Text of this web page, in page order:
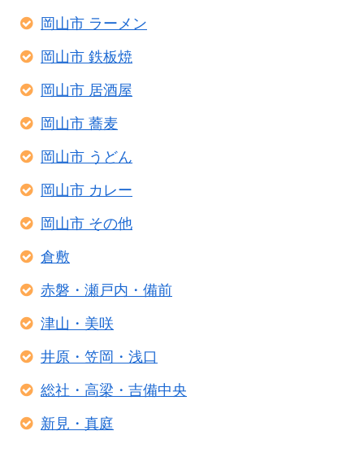
岡山市 ラーメン
岡山市 鉄板焼
岡山市 居酒屋
岡山市 蕎麦
岡山市 うどん
岡山市 カレー
岡山市 その他
倉敷
赤磐・瀬戸内・備前
津山・美咲
井原・笠岡・浅口
総社・高梁・吉備中央
新見・真庭